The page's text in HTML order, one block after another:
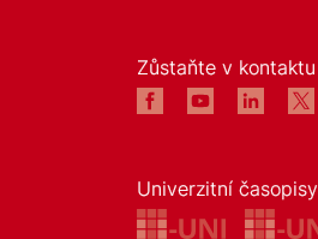
Zůstaňte v kontaktu
Univerzitní časopisy